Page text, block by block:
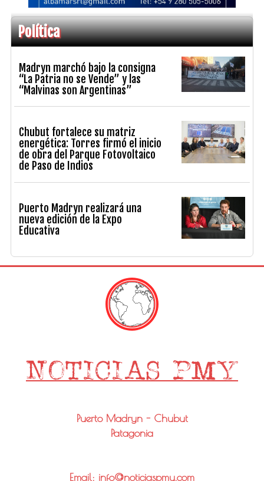
Política
Madryn marchó bajo la consigna
“La Patria no se Vende” y las
“Malvinas son Argentinas”
Chubut fortalece su matriz
energética: Torres firmó el inicio
de obra del Parque Fotovoltaico
de Paso de Indios
Puerto Madryn realizará una
nueva edición de la Expo
Educativa
Puerto Madryn - Chubut
Patagonia
Email: info@noticiaspmy.com